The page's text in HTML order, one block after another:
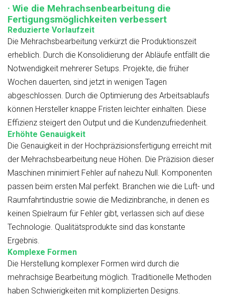
· Wie die Mehrachsenbearbeitung die
Fertigungsmöglichkeiten verbessert
Reduzierte Vorlaufzeit
Die Mehrachsbearbeitung verkürzt die Produktionszeit
erheblich. Durch die Konsolidierung der Abläufe entfällt die
Notwendigkeit mehrerer Setups. Projekte, die früher
Wochen dauerten, sind jetzt in wenigen Tagen
abgeschlossen. Durch die Optimierung des Arbeitsablaufs
können Hersteller knappe Fristen leichter einhalten. Diese
Effizienz steigert den Output und die Kundenzufriedenheit.
Erhöhte Genauigkeit
Die Genauigkeit in der Hochpräzisionsfertigung erreicht mit
der Mehrachsbearbeitung neue Höhen. Die Präzision dieser
Maschinen minimiert Fehler auf nahezu Null. Komponenten
passen beim ersten Mal perfekt. Branchen wie die Luft- und
Raumfahrtindustrie sowie die Medizinbranche, in denen es
keinen Spielraum für Fehler gibt, verlassen sich auf diese
Technologie. Qualitätsprodukte sind das konstante
Ergebnis.
Komplexe Formen
Die Herstellung komplexer Formen wird durch die
mehrachsige Bearbeitung möglich. Traditionelle Methoden
haben Schwierigkeiten mit komplizierten Designs.